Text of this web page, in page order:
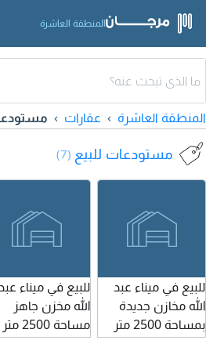
المنطقة العاشرة
المنطقة العاشرة عقارات
مستودعات للبيع (7)
للبيع في ميناء عبد
الله مخازن جديدة
بمساحة 2500 متر
مربع، بناء شندوتش
للبيع في ميناء
الله مخزن جاهز
مساحة 2500 متر
مربع نظام